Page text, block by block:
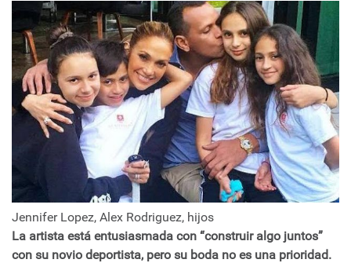
Jennifer Lopez, Alex Rodriguez, hijos
La artista está entusiasmada con “construir algo juntos”
con su novio deportista, pero su boda no es una prioridad.